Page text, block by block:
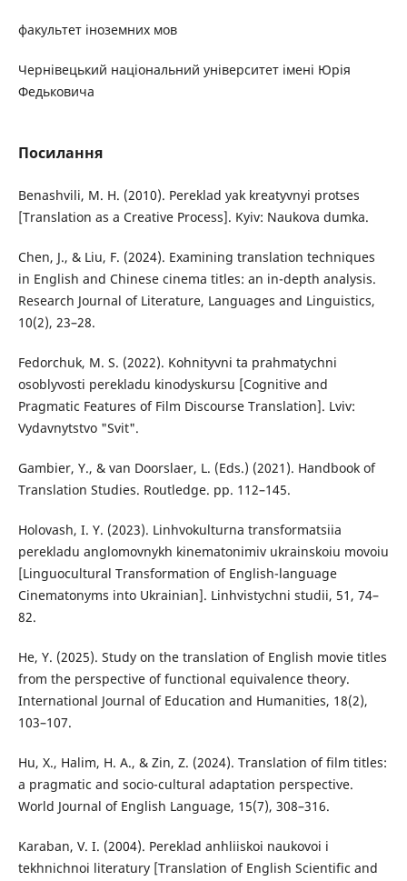
факультет іноземних мов
Чернівецький національний університет імені Юрія
Федьковича
Посилання
Benashvili, M. H. (2010). Pereklad yak kreatyvnyi protses
[Translation as a Creative Process]. Kyiv: Naukova dumka.
Chen, J., & Liu, F. (2024). Examining translation techniques
in English and Chinese cinema titles: an in-depth analysis.
Research Journal of Literature, Languages and Linguistics,
10(2), 23–28.
Fedorchuk, M. S. (2022). Kohnityvni ta prahmatychni
osoblyvosti perekladu kinodyskursu [Cognitive and
Pragmatic Features of Film Discourse Translation]. Lviv:
Vydavnytstvo "Svit".
Gambier, Y., & van Doorslaer, L. (Eds.) (2021). Handbook of
Translation Studies. Routledge. pp. 112–145.
Holovash, I. Y. (2023). Linhvokulturna transformatsiia
perekladu anglomovnykh kinematonimiv ukrainskoiu movoiu
[Linguocultural Transformation of English-language
Cinematonyms into Ukrainian]. Linhvistychni studii, 51, 74–
82.
He, Y. (2025). Study on the translation of English movie titles
from the perspective of functional equivalence theory.
International Journal of Education and Humanities, 18(2),
103–107.
Hu, X., Halim, H. A., & Zin, Z. (2024). Translation of film titles:
a pragmatic and socio-cultural adaptation perspective.
World Journal of English Language, 15(7), 308–316.
Karaban, V. I. (2004). Pereklad anhliiskoi naukovoi i
tekhnichnoi literatury [Translation of English Scientific and